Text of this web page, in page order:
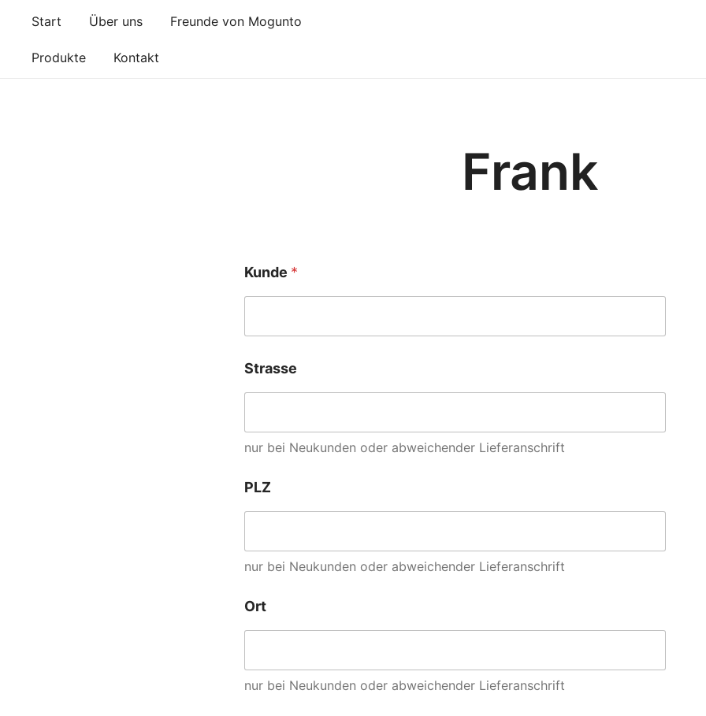
springen
Start Über uns Freunde von Mogunto
Produkte Kontakt Mogunto – Design
Frank
Kunde *
Strasse
nur bei Neukunden oder abweichender Lieferanschrift
PLZ
nur bei Neukunden oder abweichender Lieferanschrift
Ort
nur bei Neukunden oder abweichender Lieferanschrift